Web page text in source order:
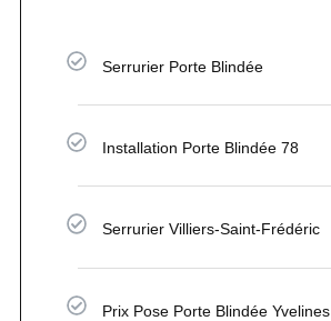
Serrurier Porte Blindée
Installation Porte Blindée 78
Serrurier Villiers-Saint-Frédéric
Prix Pose Porte Blindée Yvelines